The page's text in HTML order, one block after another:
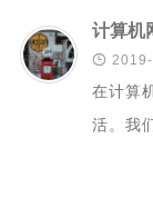

在计算
活。我